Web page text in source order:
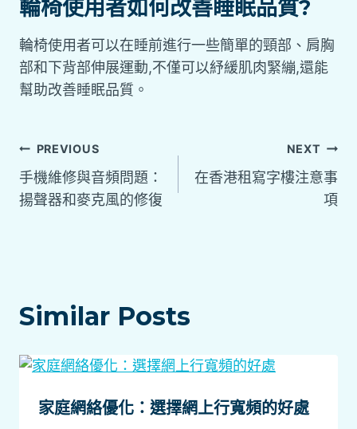
輪椅使用者如何改善睡眠品質?
輪椅使用者可以在睡前進行一些簡單的頸部、肩胸
部和下背部伸展運動,不僅可以紓緩肌肉緊繃,還能
幫助改善睡眠品質。
PREVIOUS
手機維修與音頻問題：
揚聲器和麥克風的修復
NEXT
在香港租寫字樓注意事
項
Similar Posts
家庭網絡優化：選擇網上行寬頻的好處